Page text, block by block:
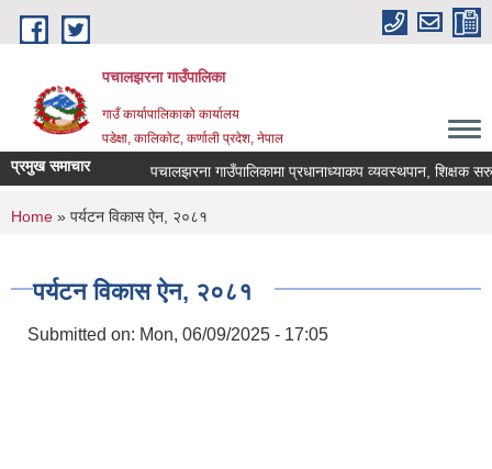
Skip to main content
पचालझरना गाउँपालिका
गाउँ कार्यापालिकाको कार्यालय
पडेक्षा, कालिकोट, कर्णाली प्रदेश, नेपाल
प्रमुख समाचार पचालझरना गाउँपालिकामा प्रधानाध्याकप व्यवस्थपान, शिक्षक
You are here
Home » पर्यटन विकास ऐन, २०८१
पर्यटन विकास ऐन, २०८१
Submitted on: Mon, 06/09/2025 - 17:05